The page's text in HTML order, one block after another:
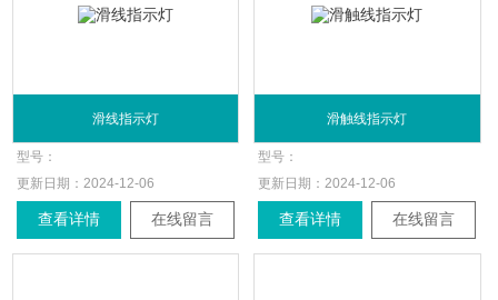
滑线指示灯
型号：
更新日期：2024-12-06
查看详情 在线留言
滑触线指示灯
型号：
更新日期：2024-12-06
查看详情 在线留言